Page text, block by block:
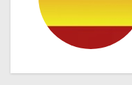
ゲ
シ